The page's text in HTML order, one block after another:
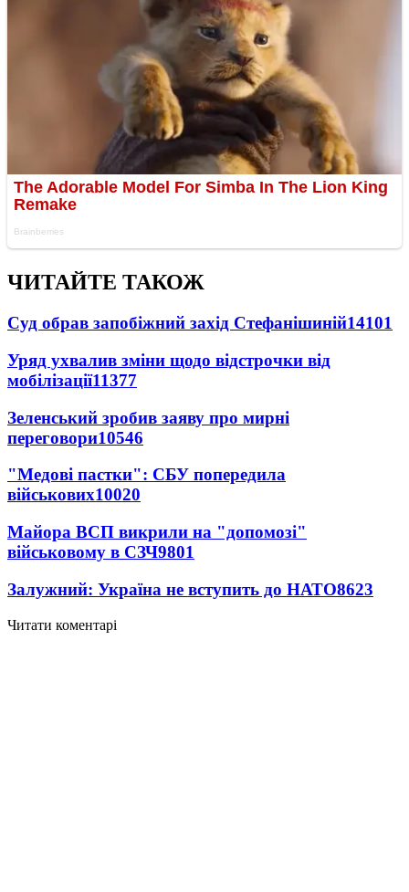
ЧИТАЙТЕ ТАКОЖ
Суд обрав запобіжний захід Стефанішиній14101
Уряд ухвалив зміни щодо відстрочки від
мобілізації11377
Зеленський зробив заяву про мирні
переговори10546
"Медові пастки": СБУ попередила
військових10020
Майора ВСП викрили на "допомозі"
військовому в СЗЧ9801
Залужний: Україна не вступить до НАТО8623
Читати коментарі